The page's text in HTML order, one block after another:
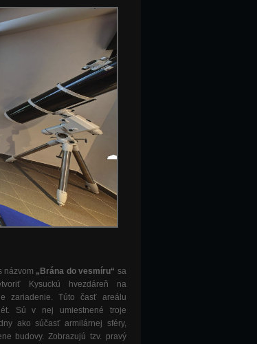
názvom „Brána do vesmíru“ sa
Kysuckú hvezdáreň na
zariadenie. Túto časť areálu
Sú v nej umiestnené troje
ako súčasť armilárnej sféry,
budovy. Zobrazujú tzv. pravý